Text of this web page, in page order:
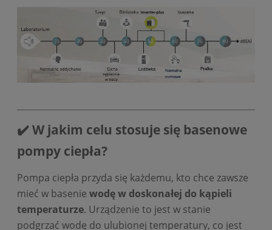
✔️ W jakim celu stosuje się basenowe
pompy ciepła?
Pompa ciepła przyda się każdemu, kto chce zawsze
mieć w basenie wodę w doskonałej do kąpieli
temperaturze. Urządzenie to jest w stanie
podgrzać wodę do ulubionej temperatury, co jest